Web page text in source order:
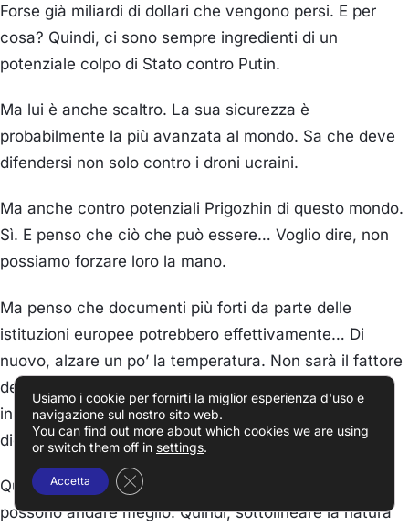
Forse già miliardi di dollari che vengono persi. E per
cosa? Quindi, ci sono sempre ingredienti di un
potenziale colpo di Stato contro Putin.
Ma lui è anche scaltro. La sua sicurezza è
probabilmente la più avanzata al mondo. Sa che deve
difendersi non solo contro i droni ucraini.
Ma anche contro potenziali Prigozhin di questo mondo.
Sì. E penso che ciò che può essere… Voglio dire, non
possiamo forzare loro la mano.
Ma penso che documenti più forti da parte delle
istituzioni europee potrebbero effettivamente… Di
nuovo, alzare un po’ la temperatura. Non sarà il fattore
decisivo. Ma quando hai questa situazione molto
instabile, qualcosa di forte che arriva dall’Europa e
dice: oh, con Putin, niente da fare.
Qualcosa che indichi che senza Putin, sì, le cose
possono andare meglio. Quindi, sottolineare la natura
Usiamo i cookie per fornirti la miglior esperienza d'uso e
navigazione sul nostro sito web.
You can find out more about which cookies we are using
or switch them off in settings.
Accetta Close GDPR Cookie Banner